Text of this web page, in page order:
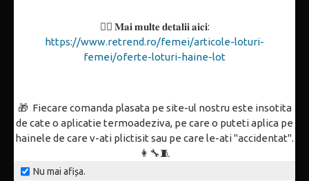
👉🏼 𝐌𝐚𝐢 𝐦𝐮𝐥𝐭𝐞 𝐝𝐞𝐭𝐚𝐥𝐢𝐢 𝐚𝐢𝐜𝐢:
https://www.retrend.ro/femei/articole-loturi-
femei/oferte-loturi-haine-lot
🎁 Fiecare comanda plasata pe site-ul nostru este insotita
de cate o aplicatie termoadeziva, pe care o puteti aplica pe
hainele de care v-ati plictisit sau pe care le-ati "accidentat".
👩‍🔧🧵
Nu mai afișa.
Termeni și condiții
Politica de utilizare Cookie-uri
Partenerii noștri
ANPC
Cum comand